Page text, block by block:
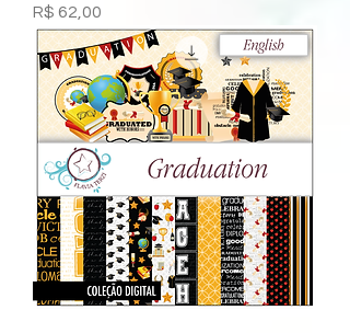
Preço
R$ 62,00